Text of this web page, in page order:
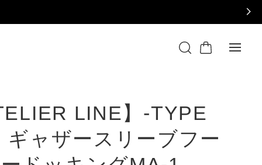
LINE】-TYPE
ャザースリーブフー